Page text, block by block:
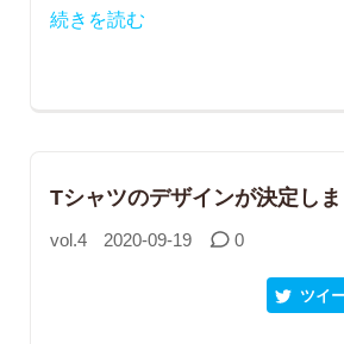
続きを読む
Tシャツのデザインが決定し
vol.4 2020-09-19 0
ツイ